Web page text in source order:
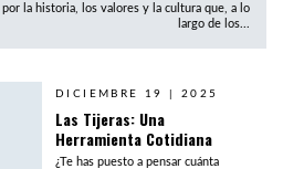
la historia, los valores y la cultura que, a lo
largo de los...
DICIEMBRE 19 | 2025
Las Tijeras: Una
Herramienta Cotidiana
¿Te has puesto a pensar cuánta